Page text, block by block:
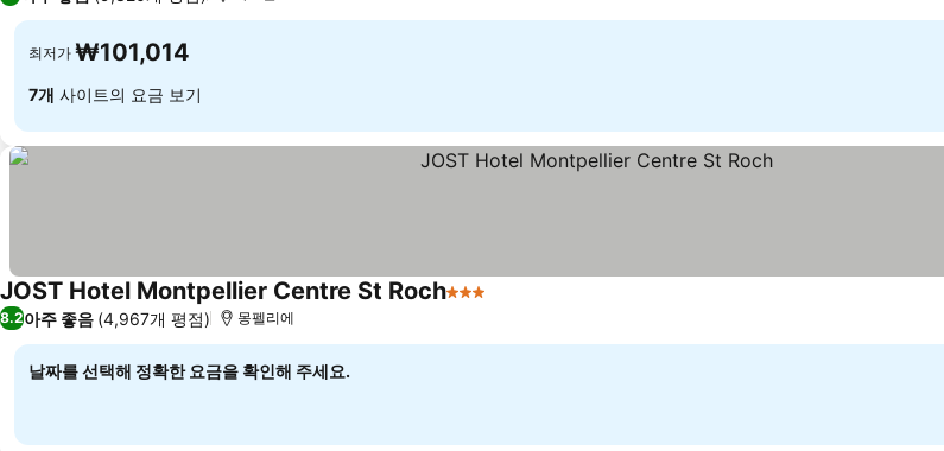
최저가 ₩101,014
7개 사이트의 요금 보기
JOST Hotel Montpellier Centre St Roch3 성급
8.2아주 좋음 (4,967개 평점) 몽펠리에
날짜를 선택해 정확한 요금을 확인해 주세요.